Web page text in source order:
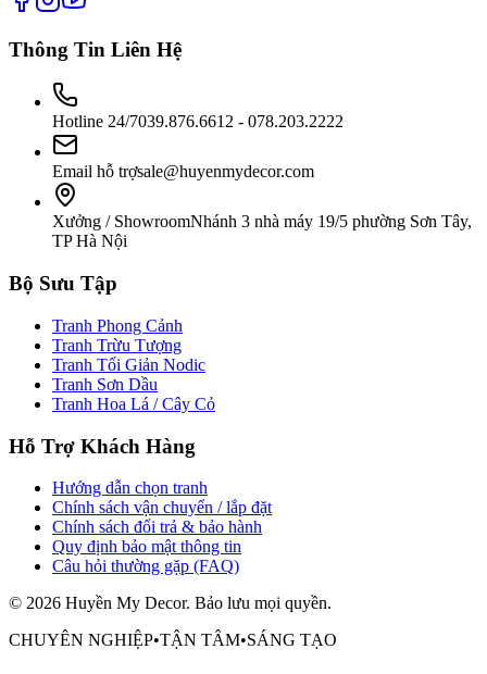
Thông Tin Liên Hệ
Hotline 24/7039.876.6612 - 078.203.2222
Email hỗ trợsale@huyenmydecor.com
Xưởng / ShowroomNhánh 3 nhà máy 19/5 phường Sơn Tây,
TP Hà Nội
Bộ Sưu Tập
Tranh Phong Cảnh
Tranh Trừu Tượng
Tranh Tối Giản Nodic
Tranh Sơn Dầu
Tranh Hoa Lá / Cây Cỏ
Hỗ Trợ Khách Hàng
Hướng dẫn chọn tranh
Chính sách vận chuyển / lắp đặt
Chính sách đổi trả & bảo hành
Quy định bảo mật thông tin
Câu hỏi thường gặp (FAQ)
© 2026 Huyền My Decor. Bảo lưu mọi quyền.
CHUYÊN NGHIỆP•TẬN TÂM•SÁNG TẠO